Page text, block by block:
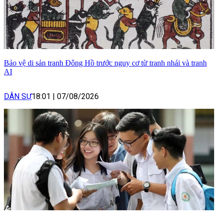
Bảo vệ di sản tranh Đông Hồ trước nguy cơ từ tranh nhái và tranh
AI
DÂN SỰ18:01 07/08/2026